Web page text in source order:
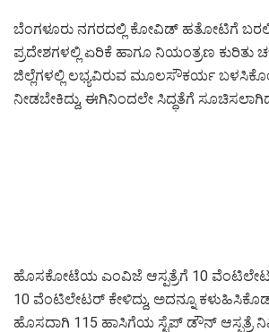
ಬೆಂಗಳೂರು ನಗರದಲ್ಲಿ ಕೋವಿಡ್ ಹತೋಟಿಗೆ
ಪ್ರದೇಶಗಳಲ್ಲಿ ಏರಿಕೆ ಹಾಗೂ ನಿಯಂತ್ರಣ ಕುರಿತು
ಜಿಲ್ಲೆಗಳಲ್ಲಿ ಲಭ್ಯವಿರುವ ಮೂಲಸೌಕರ್ಯ
ನೀಡಬೇಕಿದ್ದು, ಈಗಿನಿಂದಲೇ ಸಿದ್ಧತೆಗೆ
ಹೊಸಕೋಟೆಯ ಎಂವಿಜೆ ಆಸ್ಪತ್ರೆಗೆ 10
10 ವೆಂಟಿಲೇಟರ್ ಕೇಳಿದ್ದು, ಅದನ್ನೂ
ಹೊಸದಾಗಿ 115 ಹಾಸಿಗೆಯ ಸ್ಟೆಪ್ ಡೌನ್